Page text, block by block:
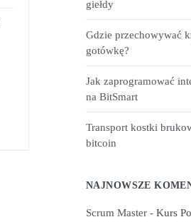
giełdy
Gdzie przechowywać
gotówkę?
Jak zaprogramować
na BitSmart
Transport kostki
bitcoin
NAJNOWSZE
Scrum Master - Kurs